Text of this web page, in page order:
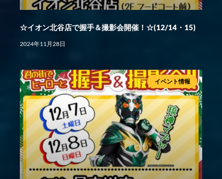
☆イオン北谷店で握手＆撮影会開催！☆(12/14・15)
2024年11月28日
イベント情報